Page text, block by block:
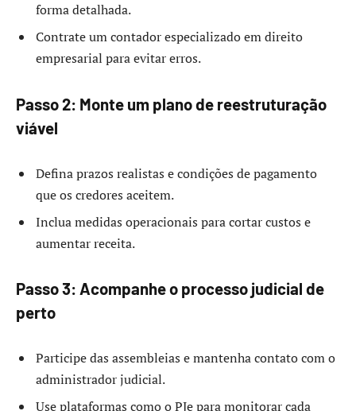
forma detalhada.
Contrate um contador especializado em direito
empresarial para evitar erros.
Passo 2: Monte um plano de reestruturação
viável
Defina prazos realistas e condições de pagamento
que os credores aceitem.
Inclua medidas operacionais para cortar custos e
aumentar receita.
Passo 3: Acompanhe o processo judicial de
perto
Participe das assembleias e mantenha contato com o
administrador judicial.
Use plataformas como o PJe para monitorar cada